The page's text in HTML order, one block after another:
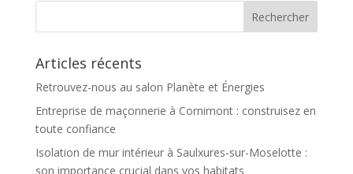
Articles récents
Retrouvez-nous au salon Planète et Énergies
Entreprise de maçonnerie à Cornimont : construisez en
toute confiance
Isolation de mur intérieur à Saulxures-sur-Moselotte :
son importance crucial dans vos habitats